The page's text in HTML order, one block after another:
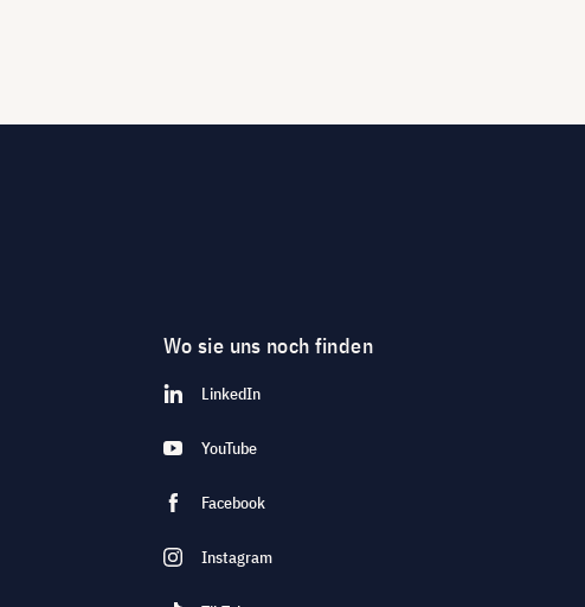
Wo sie uns noch finden
LinkedIn
YouTube
Facebook
Instagram